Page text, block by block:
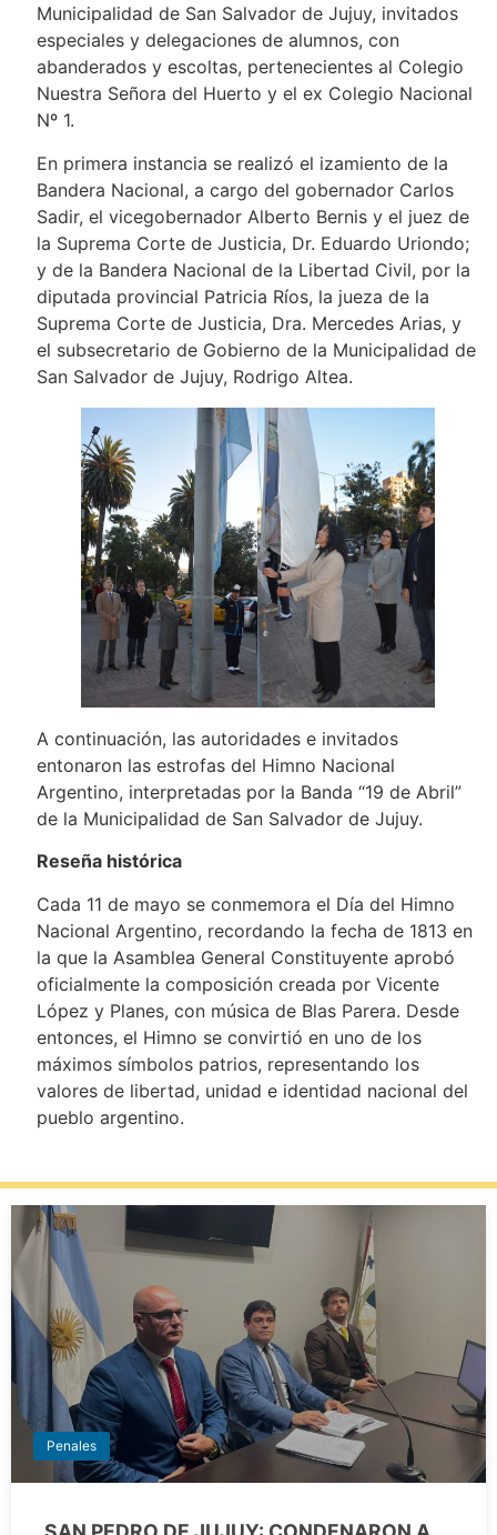
Municipalidad de San Salvador de Jujuy, invitados
especiales y delegaciones de alumnos, con
abanderados y escoltas, pertenecientes al Colegio
Nuestra Señora del Huerto y el ex Colegio Nacional
Nº 1.
En primera instancia se realizó el izamiento de la
Bandera Nacional, a cargo del gobernador Carlos
Sadir, el vicegobernador Alberto Bernis y el juez de
la Suprema Corte de Justicia, Dr. Eduardo Uriondo;
y de la Bandera Nacional de la Libertad Civil, por la
diputada provincial Patricia Ríos, la jueza de la
Suprema Corte de Justicia, Dra. Mercedes Arias, y
el subsecretario de Gobierno de la Municipalidad de
San Salvador de Jujuy, Rodrigo Altea.
A continuación, las autoridades e invitados
entonaron las estrofas del Himno Nacional
Argentino, interpretadas por la Banda “19 de Abril”
de la Municipalidad de San Salvador de Jujuy.
Reseña histórica
Cada 11 de mayo se conmemora el Día del Himno
Nacional Argentino, recordando la fecha de 1813 en
la que la Asamblea General Constituyente aprobó
oficialmente la composición creada por Vicente
López y Planes, con música de Blas Parera. Desde
entonces, el Himno se convirtió en uno de los
máximos símbolos patrios, representando los
valores de libertad, unidad e identidad nacional del
pueblo argentino.
Penales